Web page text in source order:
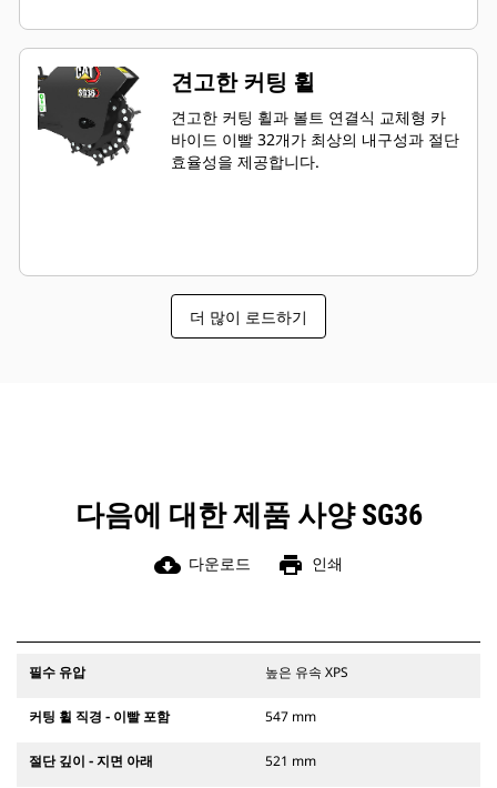
견고한 커팅 휠
견고한 커팅 휠과 볼트 연결식 교체형 카
바이드 이빨 32개가 최상의 내구성과 절단
효율성을 제공합니다.
더 많이 로드하기
다음에 대한 제품 사양 SG36
cloud_download 다운로드 print 인쇄
필수 유압 높은 유속 XPS
커팅 휠 직경 - 이빨 포함 547 mm
절단 깊이 - 지면 아래 521 mm